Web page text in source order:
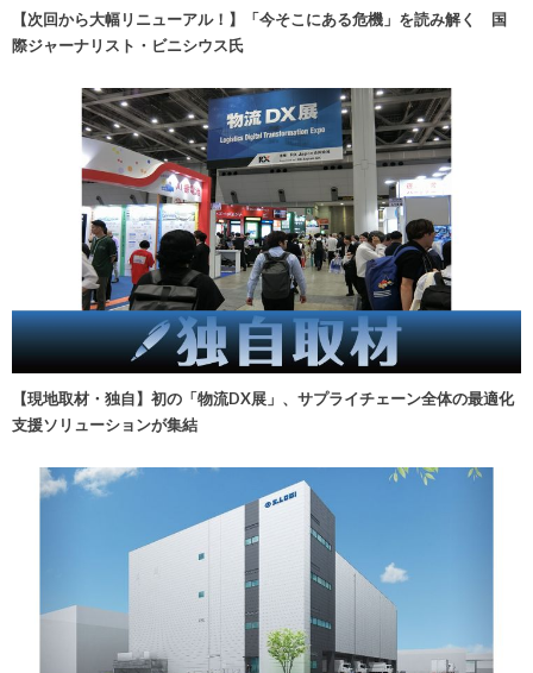
【次回から大幅リニューアル！】「今そこにある危機」を読み解く 国
際ジャーナリスト・ビニシウス氏
【現地取材・独自】初の「物流DX展」、サプライチェーン全体の最適化
支援ソリューションが集結